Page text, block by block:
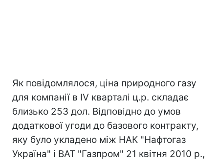
Як повідомлялося, ціна природного газу
для компанії в IV кварталі ц.р. складає
близько 253 дол. Відповідно до умов
додаткової угоди до базового контракту,
яку було укладено між НАК "Нафтогаз
Україна" і ВАТ "Газпром" 21 квітня 2010 р.,